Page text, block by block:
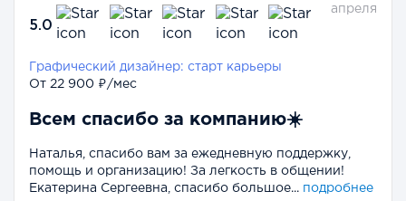
5.0
апреля
Графический дизайнер: старт карьеры
От 22 900 ₽/мес
Всем спасибо за компанию☀️
Наталья, спасибо вам за ежедневную поддержку,
помощь и организацию! За легкость в общении!
Екатерина Сергеевна, спасибо большое... подробнее